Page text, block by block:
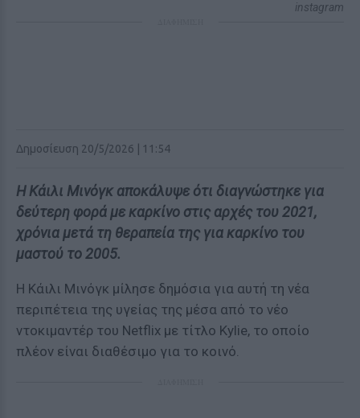
instagram
Δημοσίευση 20/5/2026 | 11:54
Η Κάιλι Μινόγκ αποκάλυψε ότι διαγνώστηκε για
δεύτερη φορά με καρκίνο στις αρχές του 2021,
χρόνια μετά τη θεραπεία της για καρκίνο του
μαστού το 2005.
Η Κάιλι Μινόγκ μίλησε δημόσια για αυτή τη νέα
περιπέτεια της υγείας της μέσα από το νέο
ντοκιμαντέρ του Netflix με τίτλο Kylie, το οποίο
πλέον είναι διαθέσιμο για το κοινό.